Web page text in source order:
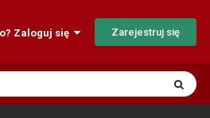
Zaloguj się Zarejestruj się